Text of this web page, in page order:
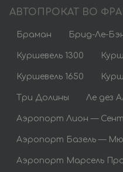
АВТОПРОКАТ ВО
Браман Брид-Ле-
Куршевель 1300
Куршевель 1650
Три Долины Ле дез
Аэропорт Лион —
Аэропорт Базель —
Аэропорт Марсель